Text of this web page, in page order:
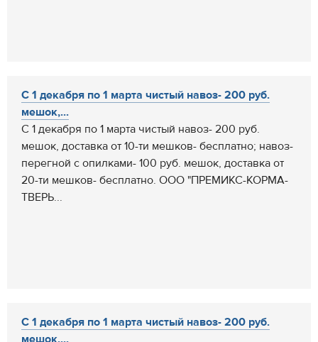
С 1 декабря по 1 марта чистый навоз- 200 руб.
мешок,...
С 1 декабря по 1 марта чистый навоз- 200 руб.
мешок, доставка от 10-ти мешков- бесплатно; навоз-
перегной с опилками- 100 руб. мешок, доставка от
20-ти мешков- бесплатно. ООО "ПРЕМИКС-КОРМА-
ТВЕРЬ...
С 1 декабря по 1 марта чистый навоз- 200 руб.
мешок,...